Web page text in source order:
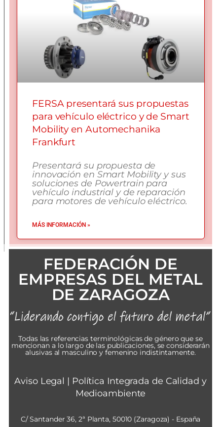
FERSA presentará sus propuestas
para vehículo eléctrico y de Smart
Mobility en Automechanika
Frankfurt
Presentará su propuesta de
innovación en Smart Mobility y sus
soluciones de Powertrain para
vehículo industrial y de reparación
para motores de vehículo eléctrico.
MÁS INFORMACIÓN »
FEDERACIÓN DE
EMPRESAS DEL METAL
DE ZARAGOZA
Todas las referencias terminológicas de género que se
mencionan a lo largo de las publicaciones, se considerarán
alusivas al masculino y femenino indistintamente.
Aviso Legal | Política Integrada de Calidad y
Medioambiente
C/ Santander 36, 2ª Planta, 50010 (Zaragoza) - España